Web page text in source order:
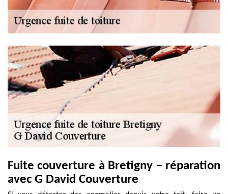
Fuite couverture à Bretigny – réparation
avec G David Couverture